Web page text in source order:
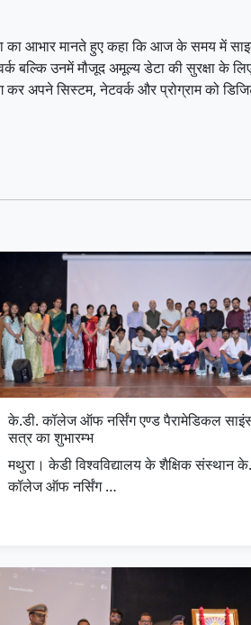
आभार मानते हुए कहा कि आज के समय में
बल्कि उनमें मौजूद अमूल्य डेटा की सुरक्षा के
कर अपने सिस्टम, नेटवर्क और प्रोग्राम को
के.डी. कॉलेज ऑफ नर्सिंग एण्ड पैरामेडिकल
सत्र का शुभारम्भ
मथुरा। केडी विश्वविद्यालय के शैक्षिक संस्थान
कॉलेज ऑफ नर्सिंग …